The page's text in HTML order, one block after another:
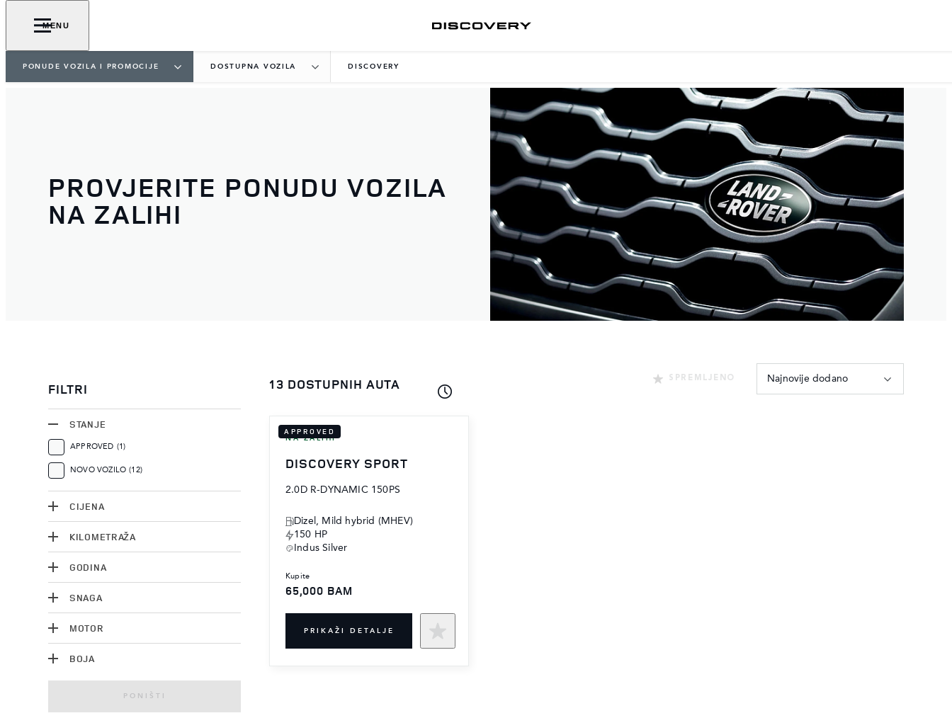
MENU
PONUDE VOZILA I PROMOCIJE DOSTUPNA VOZILA DISCOVERY
PROVJERITE PONUDU VOZILA
NA ZALIHI
FILTRI
STANJE
APPROVED (1)
NOVO VOZILO (12)
CIJENA
KILOMETRAŽA
GODINA
SNAGA
MOTOR
BOJA
PONIŠTI
13 DOSTUPNIH AUTA SPREMLJENO Najnovije dodano
APPROVED
NA ZALIHI
DISCOVERY SPORT
2.0D R-DYNAMIC 150PS
Dizel, Mild hybrid (MHEV)
150 HP
Indus Silver
kupite
65,000 BAM
PRIKAŽI DETALJE